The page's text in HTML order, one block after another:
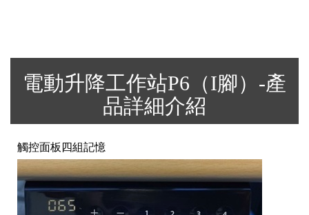
電動升降工作站P6（I腳）-產
品詳細介紹
觸控面板四組記憶